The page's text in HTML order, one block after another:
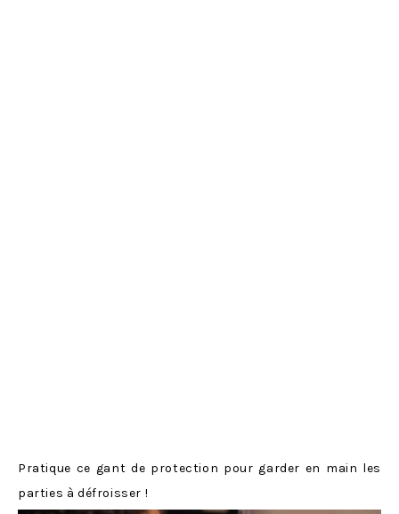
Pratique ce gant de protection pour garder en main les
parties à défroisser !